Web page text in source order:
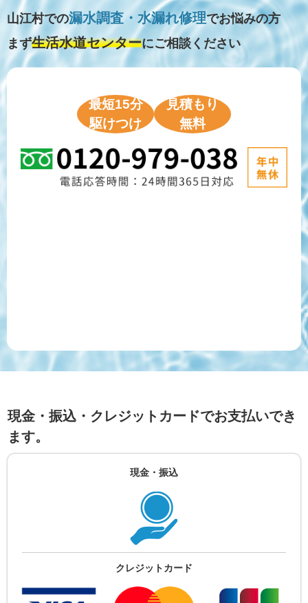
山江村での漏水調査・水漏れ修理でお悩みの方
まず生活水道センターにご相談ください
最短15分
駆けつけ
見積もり
無料
現金・振込・クレジットカードでお支払いでき
ます。
現金・振込
クレジットカード